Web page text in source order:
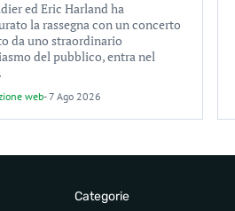
ed Eric Harland ha
la rassegna con un concerto
da uno straordinario
del pubblico, entra nel
web-7 Ago 2026
Categorie